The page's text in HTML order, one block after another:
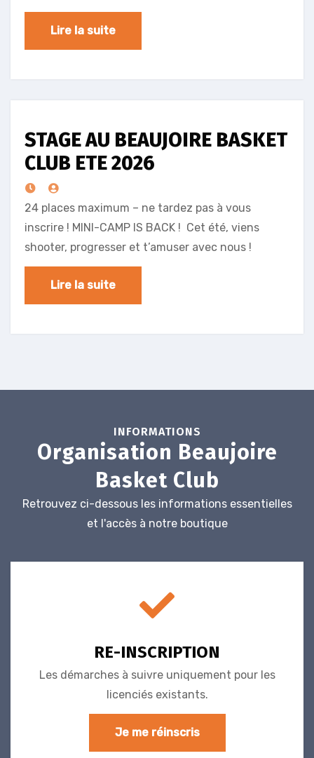
Lire la suite
STAGE AU BEAUJOIRE BASKET
CLUB ETE 2026
24 places maximum – ne tardez pas à vous
inscrire ! MINI-CAMP IS BACK ! Cet été, viens
shooter, progresser et t’amuser avec nous !
Lire la suite
INFORMATIONS
Organisation Beaujoire
Basket Club
Retrouvez ci-dessous les informations essentielles
et l'accès à notre boutique
RE-INSCRIPTION
Les démarches à suivre uniquement pour les
licenciés existants.
Je me réinscris